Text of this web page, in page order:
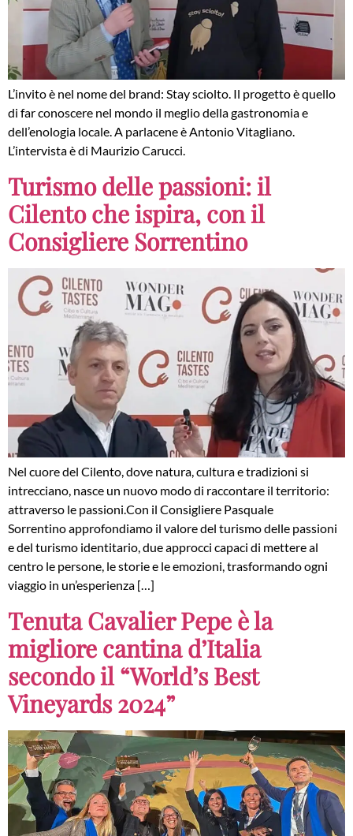
L’invito è nel nome del brand: Stay sciolto. Il progetto è quello
di far conoscere nel mondo il meglio della gastronomia e
dell’enologia locale. A parlacene è Antonio Vitagliano.
L’intervista è di Maurizio Carucci.
Turismo delle passioni: il
Cilento che ispira, con il
Consigliere Sorrentino
Nel cuore del Cilento, dove natura, cultura e tradizioni si
intrecciano, nasce un nuovo modo di raccontare il territorio:
attraverso le passioni.Con il Consigliere Pasquale
Sorrentino approfondiamo il valore del turismo delle passioni
e del turismo identitario, due approcci capaci di mettere al
centro le persone, le storie e le emozioni, trasformando ogni
viaggio in un’esperienza […]
Tenuta Cavalier Pepe è la
migliore cantina d’Italia
secondo il “World’s Best
Vineyards 2024”